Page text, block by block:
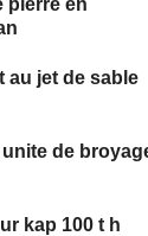
pierre en
au jet de sable
de
kap 100 t h